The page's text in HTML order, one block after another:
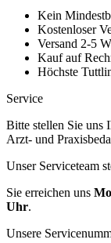
Kein
Kostenloser
Versand 2-5
Kauf auf
Höchste
Service
Bitte stellen Sie uns
Arzt- und
Unser Serviceteam
Sie erreichen uns
Uhr.
Unsere